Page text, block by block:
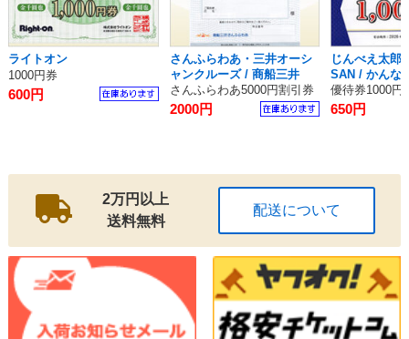
ライトオン
1000円券
600円
さんふらわあ・三井オーシ
ャンクルーズ / 商船三井
さんふらわあ5000円割引券
2000円
じんべえ太郎
SAN / かんな
優待券1000円
650円
2万円以上
送料無料
配送について